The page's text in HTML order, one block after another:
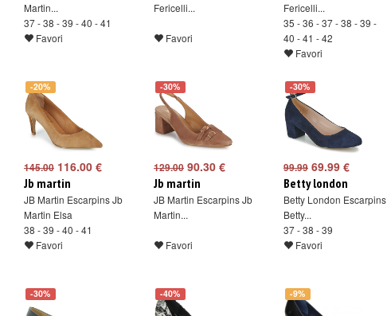
Martin...
37 - 38 - 39 - 40 - 41
Favori
Fericelli...
Favori
Fericelli...
35 - 36 - 37 - 38 - 39 -
40 - 41 - 42
Favori
-20%
145.00 116.00 €
Jb martin
JB Martin Escarpins Jb
Martin Elsa
38 - 39 - 40 - 41
Favori
-30%
129.00 90.30 €
Jb martin
JB Martin Escarpins Jb
Martin...
Favori
-30%
99.99 69.99 €
Betty london
Betty London Escarpins
Betty...
37 - 38 - 39
Favori
-30% -40% -9%